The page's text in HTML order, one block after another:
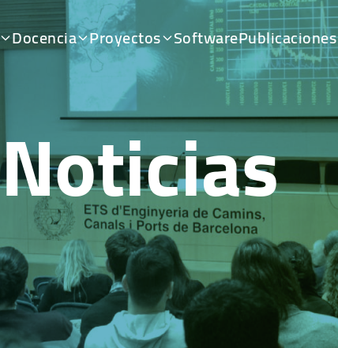
Docencia Proyectos SoftwarePublicaciones
Noticias